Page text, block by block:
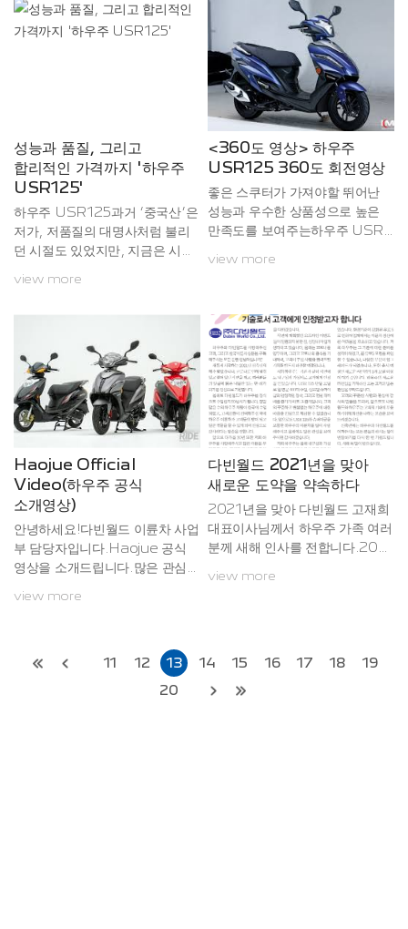
계속 타다 보면 라이더도 사람인
지라 점점 편한 쪽을 찾기 마련이
다. 그래서 근거리 이동수단으로
스쿠터가 주목받는 것이다.하우주
슈퍼 이글편의성의 극대화를 위해
선택하는 스쿠터지만, 여기에서도
나름의 개성을 추구하는 라이더를
종종 만나볼 수 있다. 단순한 스티
커나 장식을 비롯해 머플러 등 파
법으로 자신의 개성을 스쿠터를
통해 표현...
성능과 품질, 그리고
합리적인 가격까지 '하우주
USR125'
하우주 USR125과거 ‘중국산’은
저가, 저품질의 대명사처럼 불리
던 시절도 있었지만, 지금은 시대
수’라는 별명으로 불리는 ‘샤오
자들이 중국산임에도 믿고 선택하
는 경우가 조금씩 늘어나고 있다.
하우주 제품들 역시 마찬가지로,
다양한 제품을 생산, 공급하며 쌓
아온 기술력과 품질은 중국산에
대한 고정관념을 깨뜨리기에 충분
하다. 여기에 최근에는 디자인에
서도 진일보하며 세계 각지에서
호평받으며 선전하고 있다.하우주
USR125오늘 소개할 USR125
는 이러한 하우주...
view more
<360도 영상> 하우주
USR125 360도 회전영상
좋은 스쿠터가 가져야할 뛰어난
성능과 우수한 상품성으로 높은
만족도를 보여주는하우주 USR
을 360도 회전 영상에서 확인하
view more
Haojue Official
Video(하우주 공식
소개영상)
안녕하세요!다빈월드 이륜차 사업
부 담당자입니다.Haojue 공식
영상을 소개드립니다.많은 관심
view more
다빈월드 2021년을 맞아
새로운 도약을 약속하다
2021년을 맞아 다빈월드 고재희
대표이사님께서 하우주 가족 여러
분께 새해 인사를 전합니다.​2021
니다.
view more
11 12 13 14 15 16 17 18
19
20